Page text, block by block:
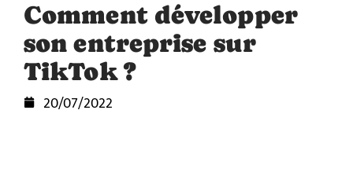
Comment développer
son entreprise sur
TikTok ?
20/07/2022